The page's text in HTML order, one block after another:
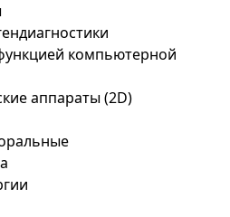
компьютерной
аппараты (2D)